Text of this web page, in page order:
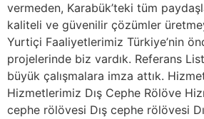
vermeden, Karabük’teki tüm
kaliteli ve güvenilir çözümler
Yurtiçi Faaliyetlerimiz Türkiye’nin
projelerinde biz vardık. Referans
büyük çalışmalara imza attık.
Hizmetlerimiz Dış Cephe Rölöve
cephe rölövesi Dış cephe rölövesi